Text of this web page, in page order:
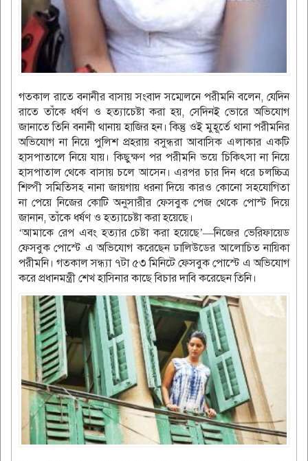
গতকাল রাতে বনানীর বাসায় সংবাদ সম্মেলনে পরীমনি বলেন, যেদিন
রাতে তাঁকে ধর্ষণ ও হত্যাচেষ্টা করা হয়, সেদিনই ভোরে অভিযোগ
জানাতে তিনি বনানী থানায় হাজির হন। কিন্তু ওই মুহূর্তে থানা পরীমনির
অভিযোগ না নিয়ে পুলিশ প্রহরায় বসুন্ধরা আবাসিক এলাকার একটি
হাসপাতালে নিয়ে যায়। কিছুক্ষণ পর পরীমনি ভয়ে চিকিৎসা না নিয়ে
হাসপাতাল থেকে বাসায় চলে আসেন। এরপর চার দিন ধরে চলচ্চিত্র
শিল্পী সমিতিসহ নানা জায়গায় ধরনা দিয়ে কারও কোনো সহযোগিতা
না পেয়ে নিজের কোটি অনুসারীর ফেসবুক পেজ থেকে পোস্ট দিয়ে
জানান, তাঁকে ধর্ষণ ও হত্যাচেষ্টা করা হয়েছে।
‘আমাকে রেপ এবং হত্যার চেষ্টা করা হয়েছে’—নিজের ভেরিফায়েড
ফেসবুক পোস্টে এ অভিযোগ করেছেন ঢালিউডের আলোচিত নায়িকা
পরীমনি। গতকাল সন্ধ্যা ৭টা ৫৩ মিনিটে ফেসবুক পোস্টে এ অভিযোগ
করে প্রধানমন্ত্রী শেখ হাসিনার কাছে বিচার দাবি করেছেন তিনি।